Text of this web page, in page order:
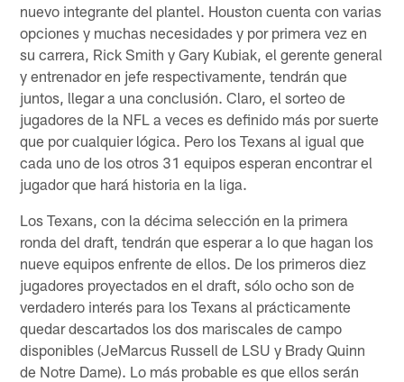
nuevo integrante del plantel. Houston cuenta con varias
opciones y muchas necesidades y por primera vez en
su carrera, Rick Smith y Gary Kubiak, el gerente general
y entrenador en jefe respectivamente, tendrán que
juntos, llegar a una conclusión. Claro, el sorteo de
jugadores de la NFL a veces es definido más por suerte
que por cualquier lógica. Pero los Texans al igual que
cada uno de los otros 31 equipos esperan encontrar el
jugador que hará historia en la liga.
Los Texans, con la décima selección en la primera
ronda del draft, tendrán que esperar a lo que hagan los
nueve equipos enfrente de ellos. De los primeros diez
jugadores proyectados en el draft, sólo ocho son de
verdadero interés para los Texans al prácticamente
quedar descartados los dos mariscales de campo
disponibles (JeMarcus Russell de LSU y Brady Quinn
de Notre Dame). Lo más probable es que ellos serán